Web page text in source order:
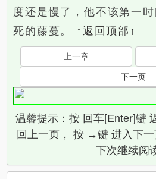
度还是慢了，他不该第一
死的藤蔓。 ↑返回顶部↑
上一章
下一页
温馨提示：按 回车[Enter]键
回上一页， 按 →键 进入下
下次继续阅